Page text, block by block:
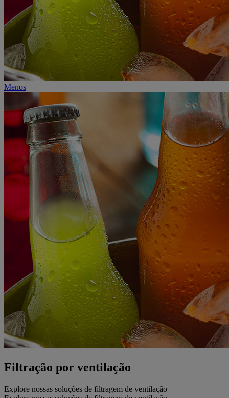
Menos
Filtração por ventilação
Explore nossas soluções de filtragem de ventilação